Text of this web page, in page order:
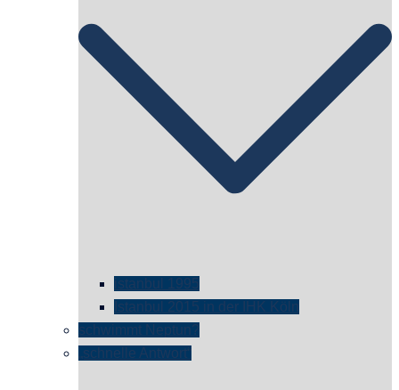
istanbul 1995
Istanbul 2015 in der IHK Köln
schwimmt Neptun?
„schnelle Antwort“